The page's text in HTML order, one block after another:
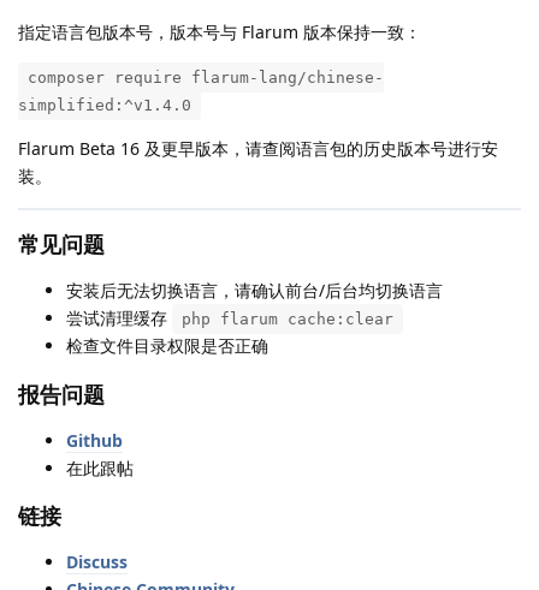
指定语言包版本号，版本号与 Flarum 版本保持一致：
composer require flarum-lang/chinese-
simplified:^v1.4.0
Flarum Beta 16 及更早版本，请查阅语言包的历史版本号进行安
装。
常见问题
安装后无法切换语言，请确认前台/后台均切换语言
尝试清理缓存
php flarum cache:clear
检查文件目录权限是否正确
报告问题
Github
在此跟帖
链接
Discuss